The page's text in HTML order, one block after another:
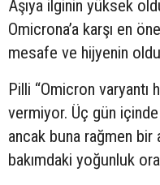
Aşıya ilginin yüksek
Omicrona’a karşı en
mesafe ve hijyenin
Pilli “Omicron varyantı
vermiyor. Üç gün
ancak buna rağmen
bakımdaki yoğunluk